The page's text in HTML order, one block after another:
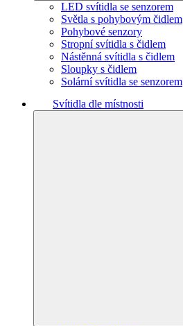
LED svítidla se senzorem
Světla s pohybovým čidlem
Pohybové senzory
Stropní svítidla s čidlem
Nástěnná svítidla s čidlem
Sloupky s čidlem
Solární svítidla se senzorem
Svítidla dle místnosti